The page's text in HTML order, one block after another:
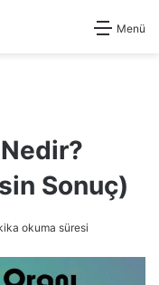
Menü
Sonuç)
okuma süresi